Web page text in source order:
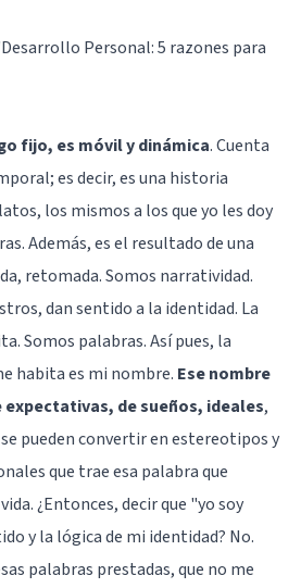
Personal: 5 razones para
fijo, es móvil y dinámica. Cuenta
es decir, es una historia
los mismos a los que yo les doy
Además, es el resultado de una
retomada. Somos narratividad.
dan sentido a la identidad. La
Somos palabras. Así pues, la
habita es mi nombre. Ese nombre
expectativas, de sueños, ideales,
pueden convertir en estereotipos y
que trae esa palabra que
¿Entonces, decir que "yo soy
y la lógica de mi identidad? No.
palabras prestadas, que no me